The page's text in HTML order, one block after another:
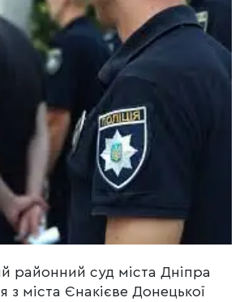
районний суд міста Дніпра
з міста Єнакієве Донецької